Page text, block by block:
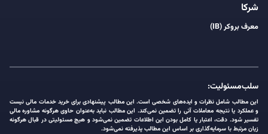
شرکا
معرف بروکر (IB)
سلب‌مسئولیت:
این مطالب شامل نظرات و ایده‌های شخصی است. این مطالب پیشنهادی برای خرید خدمات مالی نیست
و عملکرد یا نتیجه معاملات آتی را تضمین نمی‌کند. این مطالب نباید به‌عنوان حاوی هرگونه مشاوره مالی
تفسیر شود. دقت، اعتبار یا کامل بودن این اطلاعات تضمین نمی‌شود و هیچ مسئولیتی در قبال هرگونه
زیان مرتبط با سرمایه‌گذاری بر اساس این مطالب پذیرفته نمی‌شود.